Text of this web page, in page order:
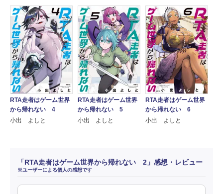
RTA走者はゲーム世界
から帰れない 4
小出 よしと
RTA走者はゲーム世界
から帰れない 5
小出 よしと
RTA走者はゲーム世界
から帰れない 6
小出 よしと
「RTA走者はゲーム世界から帰れない 2」感想・レビュー
※ユーザーによる個人の感想です